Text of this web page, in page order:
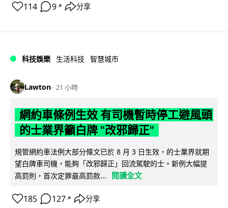
114 9 ↗ 分享
科技娛樂 生活科技 智慧城市
Lawton 21 小時
網約車條例生效 有司機暫時停工避風頭
的士業界籲白牌 "改邪歸正"
規管網約車法例大部分條文已於 8 月 3 日生效，的士業界就期
望白牌車司機，能夠「改邪歸正」回流駕駛的士。新例大幅提
高罰則，首次定罪最高罰款...
閱讀全文
185 127 ↗ 分享